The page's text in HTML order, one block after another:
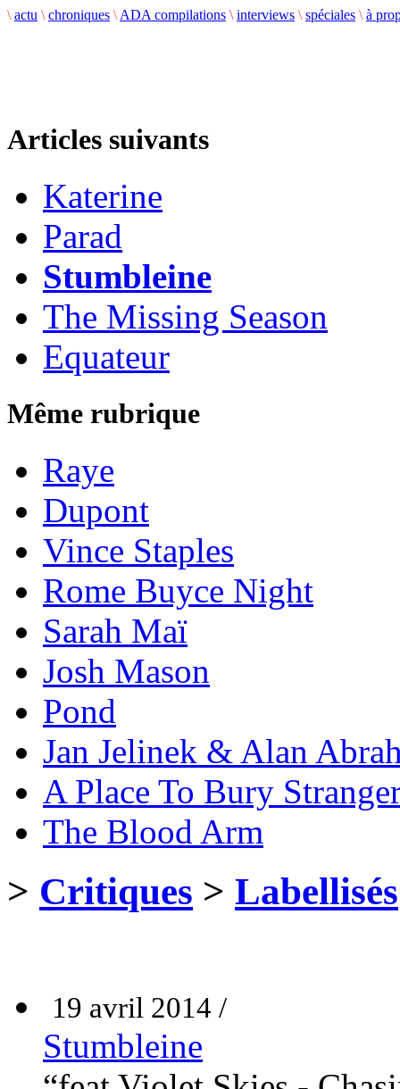
\ actu \ chroniques \ ADA compilations \ interviews \ spéciales \ à
Articles suivants
Katerine
Parad
Stumbleine
The Missing Season
Equateur
Même rubrique
Raye
Dupont
Vince Staples
Rome Buyce Night
Sarah Maï
Josh Mason
Pond
Jan Jelinek & Alan
A Place To Bury
The Blood Arm
> Critiques > Labellisés
19 avril 2014 /
Stumbleine